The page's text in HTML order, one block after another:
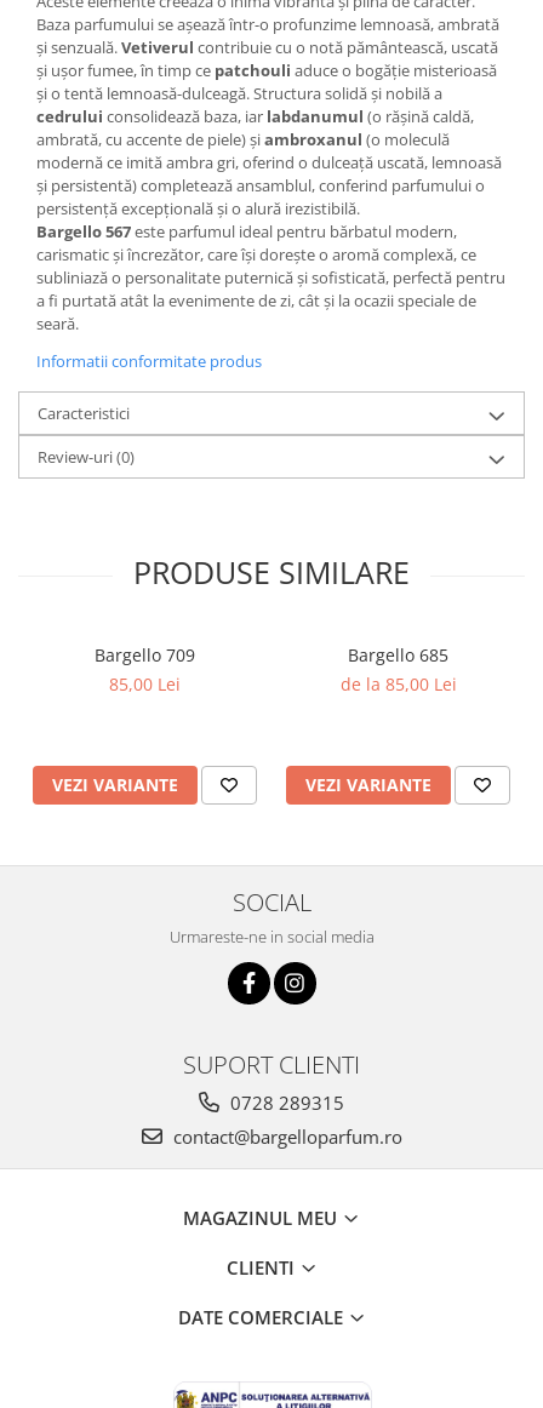
Baza parfumului se așează într-o profunzime lemnoasă, ambrată
și senzuală.Vetiverul contribuie cu o notă pământească, uscată
și ușor fumee, în timp ce patchouli aduce o bogăție misterioasă
și o tentă lemnoasă-dulceagă. Structura solidă și nobilă a
cedrului consolidează baza, iar labdanumul (o rășină caldă,
ambrată, cu accente de piele) șiambroxanul (o moleculă
modernă ce imită ambra gri, oferind o dulceață uscată, lemnoasă
și persistentă) completează ansamblul, conferind parfumului o
persistență excepțională și o alură irezistibilă.
Bargello 567este parfumul ideal pentru bărbatul modern,
carismatic și încrezător, care își dorește o aromă complexă, ce
subliniază o personalitate puternică și sofisticată, perfectă pentru
a fi purtată atât la evenimente de zi, cât și la ocazii speciale de
seară.
Informatii conformitate produs
Caracteristici
Review-uri(0)
PRODUSE SIMILARE
Bargello 709
85,00 Lei
VEZI VARIANTE
Bargello 685
de la 85,00 Lei
VEZI VARIANTE
SOCIAL
Urmareste-ne in social media
SUPORT CLIENTI
0728 289315
contact@bargelloparfum.ro
MAGAZINUL MEU
CLIENTI
DATE COMERCIALE